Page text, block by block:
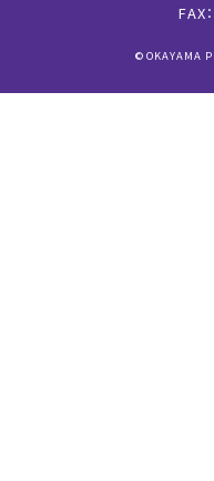
FAX
© OKAYAMA